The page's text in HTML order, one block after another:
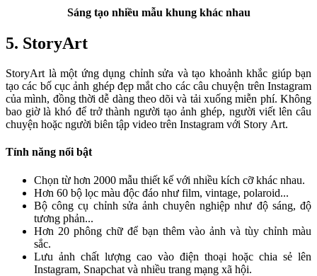
Sáng tạo nhiều mẫu khung khác nhau
5. StoryArt
StoryArt là một ứng dụng chỉnh sửa và tạo khoảnh khắc giúp bạn
tạo các bố cục ảnh ghép đẹp mắt cho các câu chuyện trên Instagram
của mình, đồng thời dễ dàng theo dõi và tải xuống miễn phí. Không
bao giờ là khó để trở thành người tạo ảnh ghép, người viết lên câu
chuyện hoặc người biên tập video trên Instagram với Story Art.
Tính năng nổi bật
Chọn từ hơn 2000 mẫu thiết kế với nhiều kích cỡ khác nhau.
Hơn 60 bộ lọc màu độc đáo như film, vintage, polaroid...
Bộ công cụ chỉnh sửa ảnh chuyên nghiệp như độ sáng, độ
tương phản...
Hơn 20 phông chữ để bạn thêm vào ảnh và tùy chỉnh màu
sắc.
Lưu ảnh chất lượng cao vào điện thoại hoặc chia sẻ lên
Instagram, Snapchat và nhiều trang mạng xã hội.